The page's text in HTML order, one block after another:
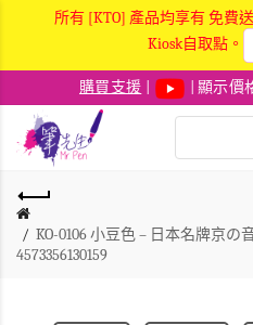
所有 [KTO] 產品均享有 免費
Kiosk自取點。
購買支援 | 顯示價
KO-0106 小豆色 – 日本名牌京の
4573356130159